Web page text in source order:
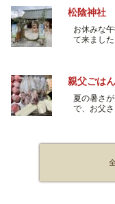
松陰神社
お休みな
て来まし
親父ごはん
夏の暑さ
で、お父